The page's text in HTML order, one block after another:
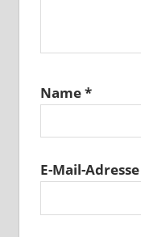
Name*
E-Mail-Adresse